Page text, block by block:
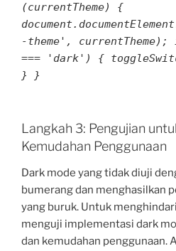
(currentTheme) {
-theme', currentTheme);
=== 'dark') {
} }
Langkah 3: Pengujian
Kemudahan Penggunaan
Dark mode yang tidak diuji
bumerang dan menghasilkan
yang buruk. Untuk
menguji implementasi dark
dan kemudahan penggunaan.